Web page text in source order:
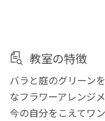
教室の特徴
バラと庭のグリーン
なフラワーアレンジ
今の自分をこえてワ